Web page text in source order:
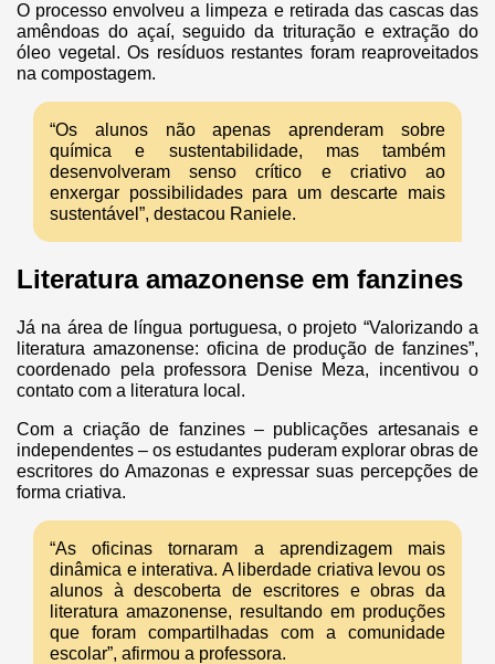
O processo envolveu a limpeza e retirada das cascas das
amêndoas do açaí, seguido da trituração e extração do
óleo vegetal. Os resíduos restantes foram reaproveitados
na compostagem.
“Os alunos não apenas aprenderam sobre
química e sustentabilidade, mas também
desenvolveram senso crítico e criativo ao
enxergar possibilidades para um descarte mais
sustentável”, destacou Raniele.
Literatura amazonense em fanzines
Já na área de língua portuguesa, o projeto “Valorizando a
literatura amazonense: oficina de produção de fanzines”,
coordenado pela professora Denise Meza, incentivou o
contato com a literatura local.
Com a criação de fanzines – publicações artesanais e
independentes – os estudantes puderam explorar obras de
escritores do Amazonas e expressar suas percepções de
forma criativa.
“As oficinas tornaram a aprendizagem mais
dinâmica e interativa. A liberdade criativa levou os
alunos à descoberta de escritores e obras da
literatura amazonense, resultando em produções
que foram compartilhadas com a comunidade
escolar”, afirmou a professora.